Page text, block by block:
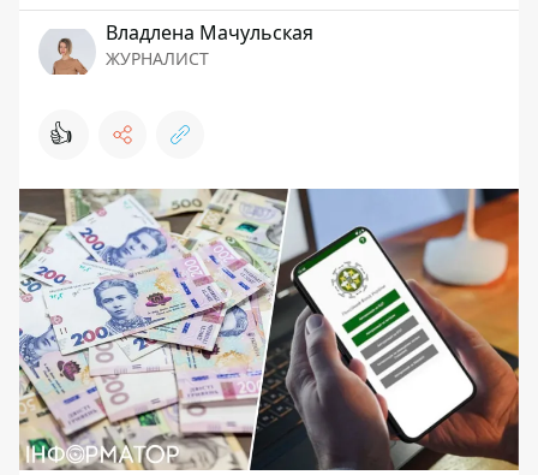
Владлена Мачульская
ЖУРНАЛИСТ
👍